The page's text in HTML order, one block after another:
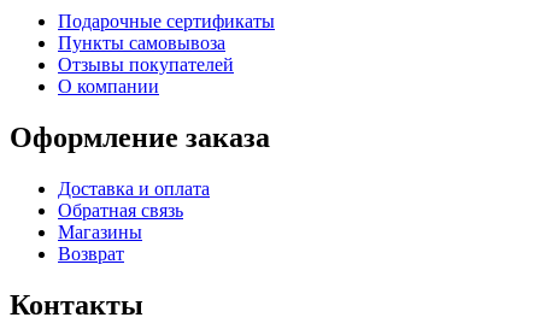
Подарочные сертификаты
Пункты самовывоза
Отзывы покупателей
О компании
Оформление заказа
Доставка и оплата
Обратная связь
Магазины
Возврат
Контакты